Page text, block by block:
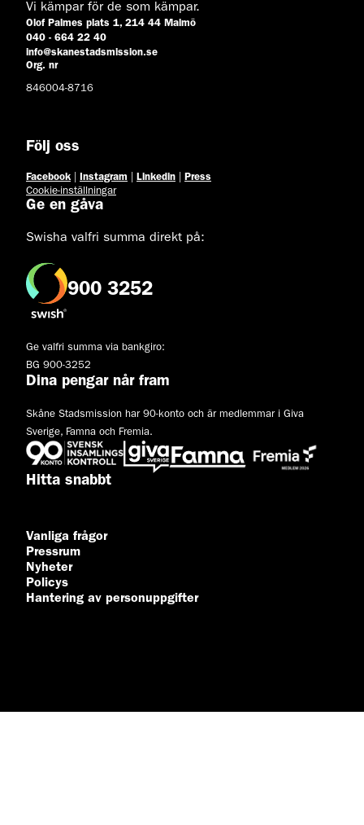
Vi kämpar för de som kämpar.
Olof Palmes plats 1, 214 44 Malmö
040 - 664 22 40
info@skanestadsmission.se
Org. nr
846004-8716
Följ oss
Facebook Instagram Linkedin
Press
Cookie-inställningar
Ge en gåva
Swisha valfri summa direkt på:
900 3252
Ge valfri summa via bankgiro:
BG 900-3252
Dina pengar når fram
Skåne Stadsmission har 90-konto och är medlemmar i Giva
Sverige, Famna och Fremia.
Hitta snabbt
Vanliga frågor
Pressrum
Nyheter
Policys
Hantering av personuppgifter